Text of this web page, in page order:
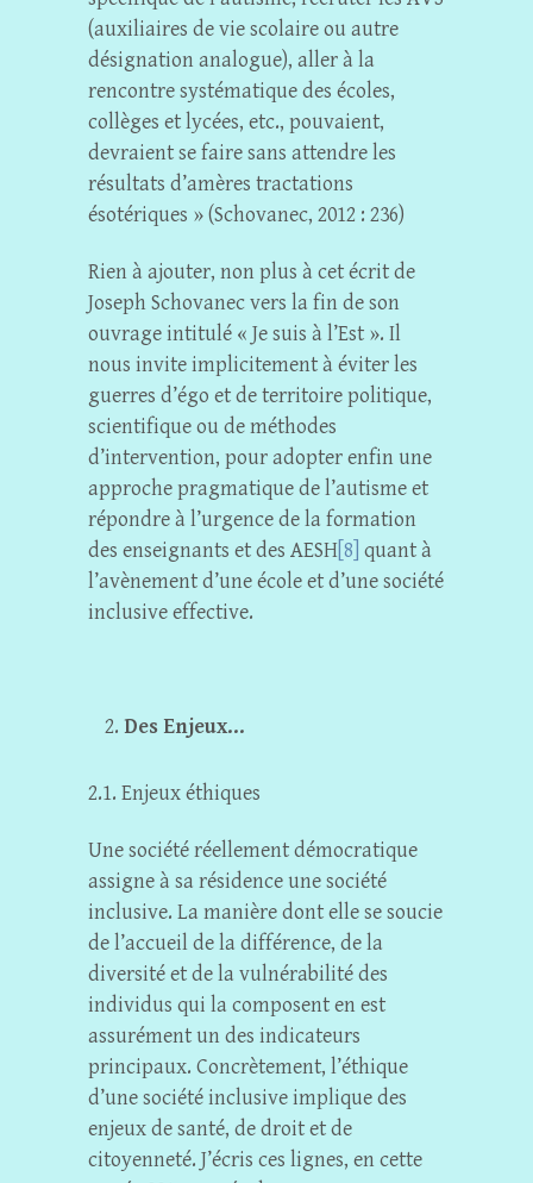
(auxiliaires de vie scolaire ou autre
désignation analogue), aller à la
rencontre systématique des écoles,
collèges et lycées, etc., pouvaient,
devraient se faire sans attendre les
résultats d’amères tractations
ésotériques » (Schovanec, 2012 : 236)
Rien à ajouter, non plus à cet écrit de
Joseph Schovanec vers la fin de son
ouvrage intitulé « Je suis à l’Est ». Il
nous invite implicitement à éviter les
guerres d’égo et de territoire politique,
scientifique ou de méthodes
d’intervention, pour adopter enfin une
approche pragmatique de l’autisme et
répondre à l’urgence de la formation
des enseignants et des AESH [8] quant à
l’avènement d’une école et d’une société
inclusive effective.
Des Enjeux…
2.1. Enjeux éthiques
Une société réellement démocratique
assigne à sa résidence une société
inclusive. La manière dont elle se soucie
de l’accueil de la différence, de la
diversité et de la vulnérabilité des
individus qui la composent en est
assurément un des indicateurs
principaux. Concrètement, l’éthique
d’une société inclusive implique des
enjeux de santé, de droit et de
citoyenneté. J’écris ces lignes, en cette